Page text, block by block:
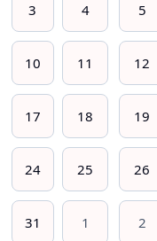
3 4 5
10 11 12
17 18 19
24 25 26
31 1 2